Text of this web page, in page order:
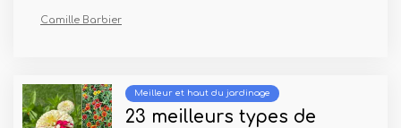
Camille Barbier
Meilleur et haut du jardinage
23 meilleurs types de